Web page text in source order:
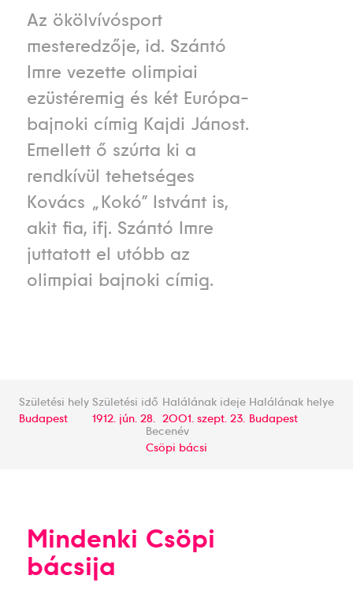
Az ökölvívósport
mesteredzője, id. Szántó
Imre vezette olimpiai
ezüstéremig és két Európa-
bajnoki címig Kajdi Jánost.
Emellett ő szúrta ki a
rendkívül tehetséges
Kovács „Kokó” Istvánt is,
akit fia, ifj. Szántó Imre
juttatott el utóbb az
olimpiai bajnoki címig.
Születési hely
Budapest
Születési idő
1912. jún. 28.
Halálának ideje
2001. szept. 23.
Halálának helye
Budapest
Becenév
Csöpi bácsi
Mindenki Csöpi
bácsija